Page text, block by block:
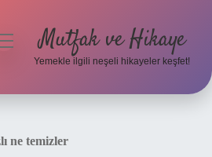
Mutfak ve Hikaye
Yemekle ilgili neşeli hikayeler keşfet!
ne temizler